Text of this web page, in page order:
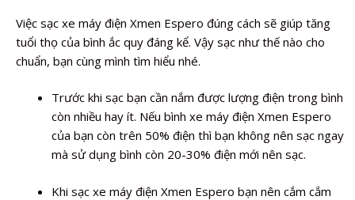
Việc sạc xe máy điện Xmen Espero đúng cách sẽ giúp tăng
tuổi thọ của bình ắc quy đáng kể. Vậy sạc như thế nào cho
chuẩn, bạn cùng mình tìm hiểu nhé.
Trước khi sạc bạn cần nắm được lượng điện trong bình
còn nhiều hay ít. Nếu bình xe máy điện Xmen Espero
của bạn còn trên 50% điện thì bạn không nên sạc ngay
mà sử dụng bình còn 20-30% điện mới nên sạc.
Khi sạc xe máy điện Xmen Espero bạn nên cắm cắm